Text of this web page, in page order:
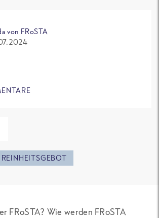
von FRoSTA
REINHEITSGEBOT
FRoSTA? Wie werden FRoSTA